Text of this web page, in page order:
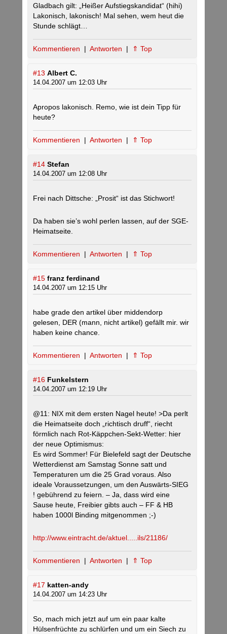
Gladbach gilt: „Heißer Aufstiegskandidat“ (hihi)
Lakonisch, lakonisch! Mal sehen, wem heut die
Stunde schlägt…
Kommentieren | Antworten | ⇑ Top
#13 Albert C.
14.04.2007 um 12:03 Uhr
Apropos lakonisch. Remo, wie ist dein Tipp für
heute?
Kommentieren | Antworten | ⇑ Top
#14 Stefan
14.04.2007 um 12:08 Uhr
Frei nach Dittsche: „Prosit“ ist das Stichwort!
Da haben sie’s wohl perlen lassen, auf der SGE-
Heimatseite.
Kommentieren | Antworten | ⇑ Top
#15 franz ferdinand
14.04.2007 um 12:15 Uhr
habe grade den artikel über middendorp
gelesen, DER (mann, nicht artikel) gefällt mir. wir
haben keine chance.
Kommentieren | Antworten | ⇑ Top
#16 Funkelstern
14.04.2007 um 12:19 Uhr
@11: NIX mit dem ersten Nagel heute! >Da perlt
die Heimatseite doch „richtisch druff“, riecht
förmlich nach Rot-Käppchen-Sekt-Wetter: hier
der neue Optimismus:
Es wird Sommer! Für Bielefeld sagt der Deutsche
Wetterdienst am Samstag Sonne satt und
Temperaturen um die 25 Grad voraus. Also
ideale Voraussetzungen, um den Auswärts-SIEG
! gebührend zu feiern. – Ja, dass wird eine
Sause heute, Freibier gibts auch – FF & HB
haben 1000l Binding mitgenommen ;-)
http://www.eintracht.de/aktuel.....ils/21186/
Kommentieren | Antworten | ⇑ Top
#17 katten-andy
14.04.2007 um 14:23 Uhr
So, mach mich jetzt auf um ein paar kalte
Hülsenfrüchte zu schlürfen und um ein Siech zu